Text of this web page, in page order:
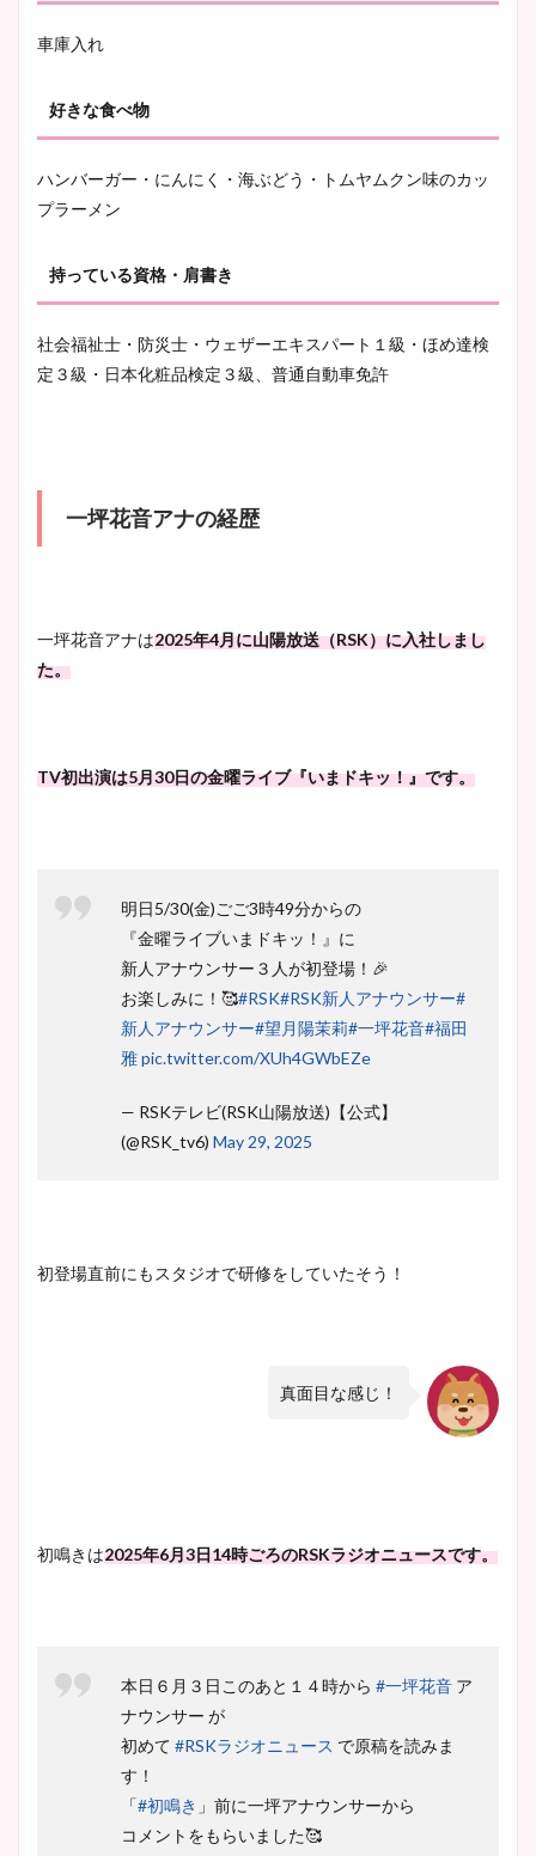
車庫入れ
好きな食べ物
ハンバーガー・にんにく・海ぶどう・トムヤムクン味のカッ
プラーメン
持っている資格・肩書き
社会福祉士・防災士・ウェザーエキスパート１級・ほめ達検
定３級・日本化粧品検定３級、普通自動車免許
一坪花音アナの経歴
一坪花音アナは2025年4月に山陽放送（RSK）に入社しまし
た。
TV初出演は5月30日の金曜ライブ『いまドキッ！』です。
明日5/30(金)ごご3時49分からの
『金曜ライブいまドキッ！』に
新人アナウンサー３人が初登場！🎉
お楽しみに！🥰#RSK#RSK新人アナウンサー#
新人アナウンサー#望月陽茉莉#一坪花音#福田
雅pic.twitter.com/XUh4GWbEZe
— RSKテレビ(RSK山陽放送)【公式】
(@RSK_tv6) May 29, 2025
初登場直前にもスタジオで研修をしていたそう！
真面目な感じ！
初鳴きは2025年6月3日14時ごろのRSKラジオニュースです。
本日６月３日このあと１４時から #一坪花音 ア
ナウンサー が
初めて #RSKラジオニュース で原稿を読みま
す！
「#初鳴き 」前に一坪アナウンサーから
コメントをもらいました🥰